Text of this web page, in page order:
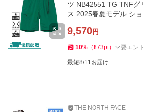
ツ NB42551 TG TNFグ
ス 2025春夏モデル シ
9,570円
10% （873pt） 要エン
最短8/11お届け
THE NORTH FACE